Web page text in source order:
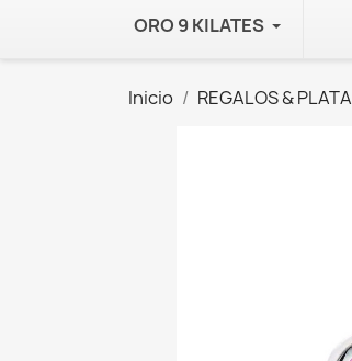
ORO 9 KILATES
Inicio REGALOS & PLATA